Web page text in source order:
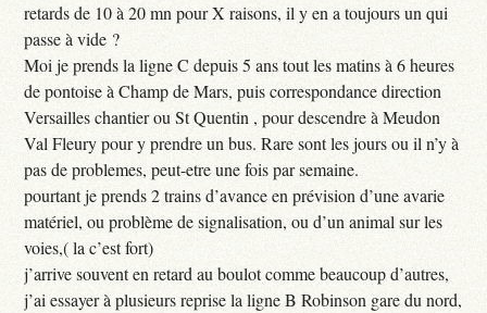
retards de 10 à 20 mn pour X raisons, il y en a toujours un qui
passe à vide ?
Moi je prends la ligne C depuis 5 ans tout les matins à 6 heures
de pontoise à Champ de Mars, puis correspondance direction
Versailles chantier ou St Quentin , pour descendre à Meudon
Val Fleury pour y prendre un bus. Rare sont les jours ou il n’y à
pas de problemes, peut-etre une fois par semaine.
pourtant je prends 2 trains d’avance en prévision d’une avarie
matériel, ou problème de signalisation, ou d’un animal sur les
voies,( la c’est fort)
j’arrive souvent en retard au boulot comme beaucoup d’autres,
j’ai essayer à plusieurs reprise la ligne B Robinson gare du nord,